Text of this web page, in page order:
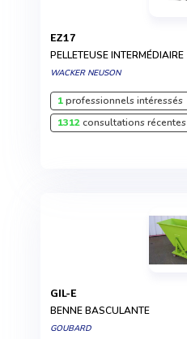
EZ17
PELLETEUSE INTERMÉDIAIRE
WACKER NEUSON
1professionnels intéressés
1312consultations récentes
GIL-E
BENNE BASCULANTE
GOUBARD